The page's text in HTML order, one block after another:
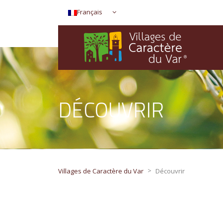
Français
DÉCOUVRIR
Villages de Caractère du Var > Découvrir